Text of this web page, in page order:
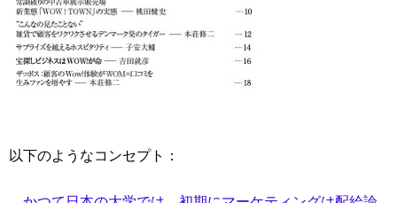
以下のようなコンセプト：